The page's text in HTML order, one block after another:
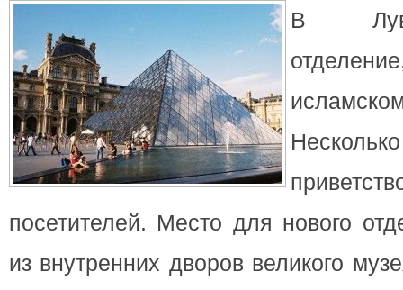
В
посетителей. Место для нового
из внутренних дворов великого